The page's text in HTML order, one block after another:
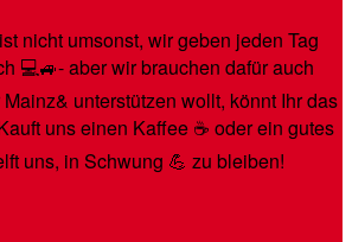
nicht umsonst, wir geben jeden Tag
💻🚙- aber wir brauchen dafür auch
unterstützen wollt, könnt Ihr das
uns einen Kaffee ☕️ oder ein gutes
uns, in Schwung 💪 zu bleiben!